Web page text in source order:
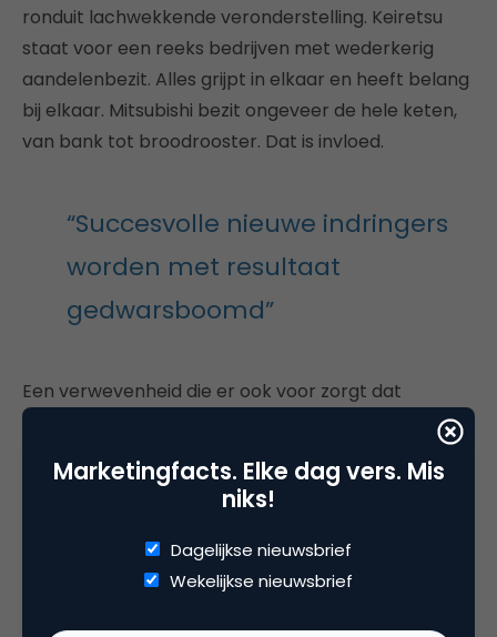
ronduit lachwekkende veronderstelling. Keiretsu
staat voor een reeks bedrijven met wederkerig
aandelenbezit. Alles grijpt in elkaar en heeft belang
bij elkaar. Mitsubishi bezit ongeveer de hele keten,
van bank tot broodrooster. Dat is invloed.
“Succesvolle nieuwe indringers
worden met resultaat
gedwarsboomd”
Een verwevenheid die er ook voor zorgt dat
bedrijven bijna nooit omvallen: er wordt altijd wel
gevolg van een faillissement, is voor een Japanner
ondragelijk. Een klimaat dat er ook voor zorgt dat
start-ups het moeilijk hebben, zo werd verteld
tijdens een bezoek aan Startup Bootcamp in Kyoto.
Marketingfacts. Elke dag vers. Mis
niks!
Dagelijkse nieuwsbrief
Wekelijkse nieuwsbrief